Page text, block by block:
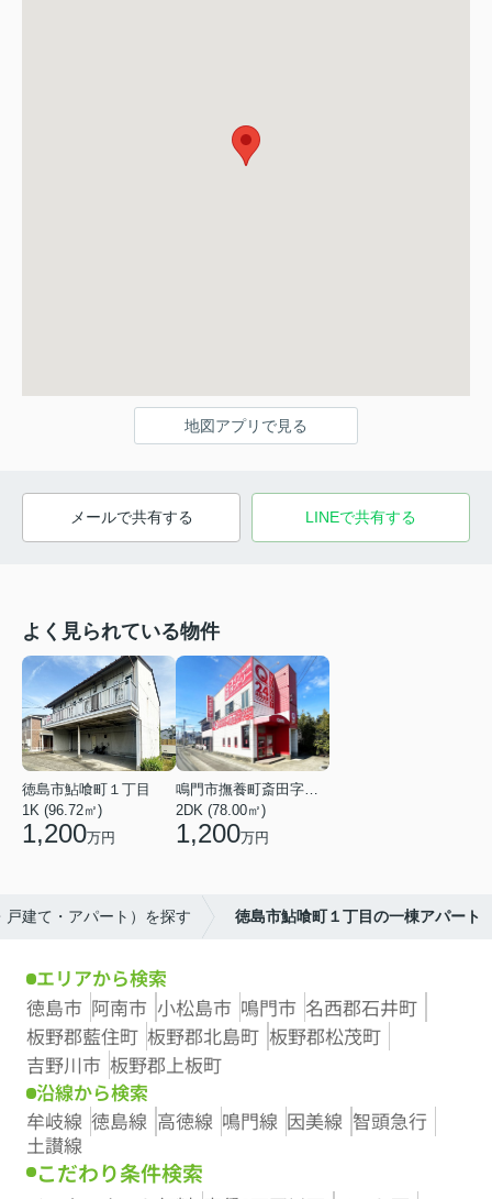
地図アプリで見る
メールで共有する LINEで共有する
よく見られている物件
徳島市鮎喰町１丁目
1K (96.72㎡)
1,200万円
2DK (78.00㎡)
1,200万円
建て・アパート）を探す 徳島市鮎喰町１丁目の一棟アパート
エリアから検索
徳島市 阿南市 小松島市 鳴門市 名西郡石井町
板野郡藍住町 板野郡北島町 板野郡松茂町
吉野川市 板野郡上板町
沿線から検索
牟岐線 徳島線 高徳線 鳴門線 因美線 智頭急行
土讃線
こだわり条件検索